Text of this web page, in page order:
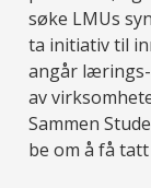
søke LMUs
ta initiativ til
angår
av
Sammen
be om å få